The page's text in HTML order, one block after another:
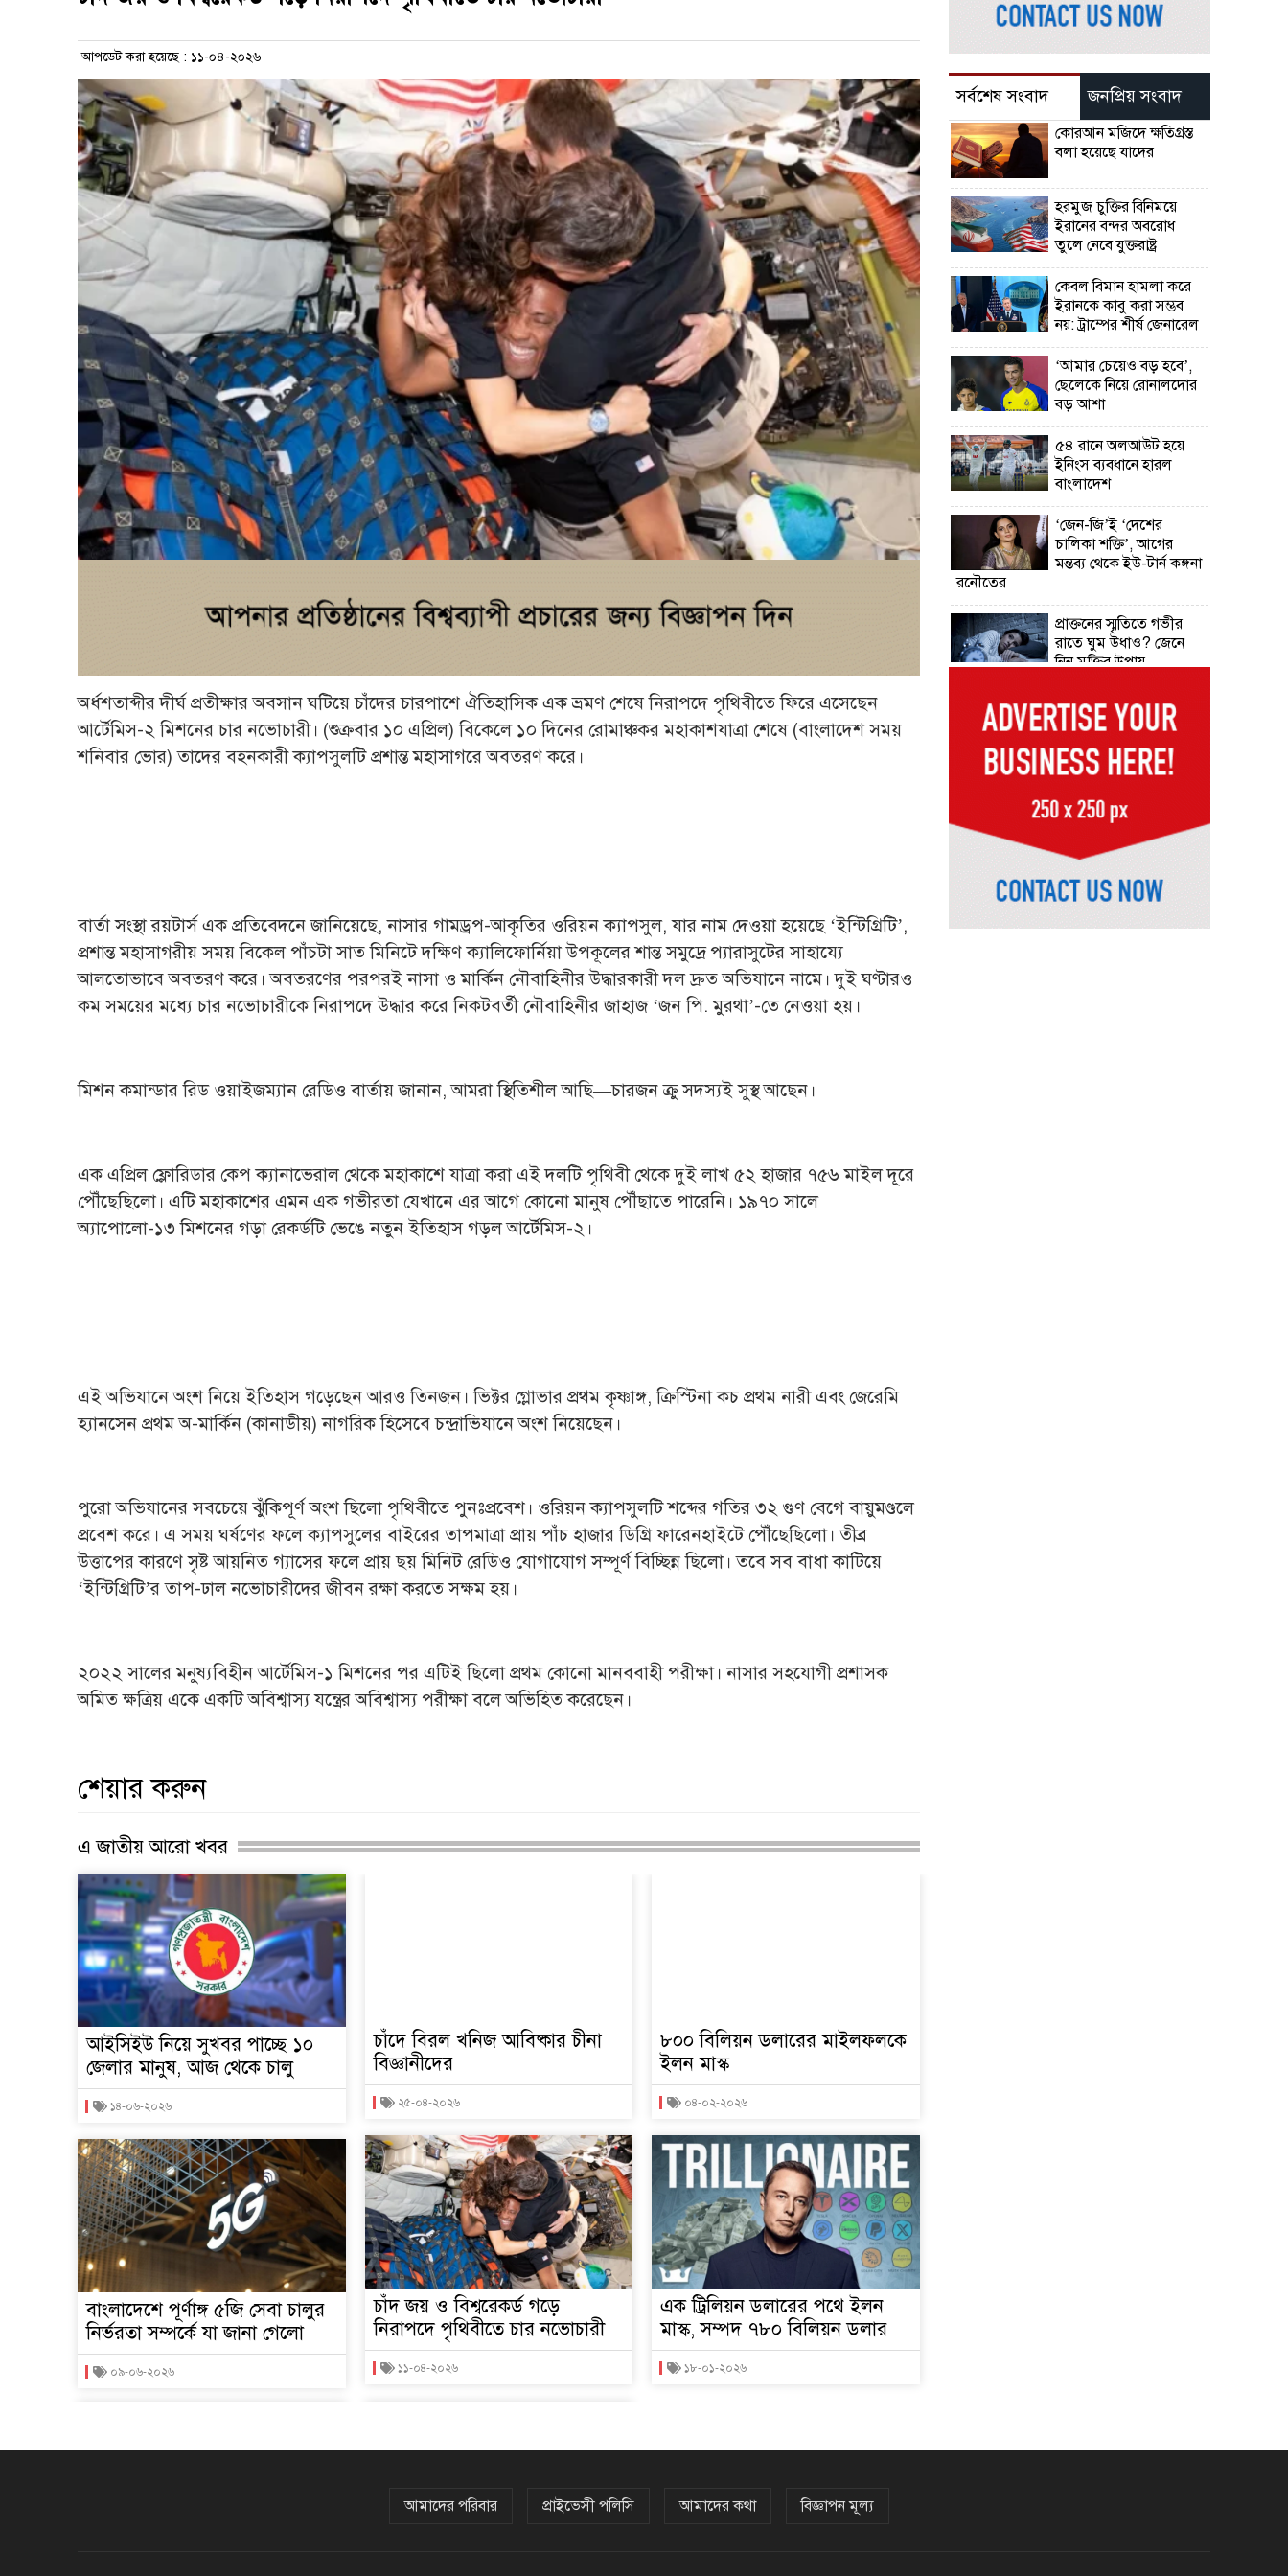
আপডেট করা হয়েছে : ১১-০৪-২০২৬
অর্ধশতাব্দীর দীর্ঘ প্রতীক্ষার অবসান ঘটিয়ে চাঁদের চারপাশে ঐতিহাসিক এক ভ্রমণ শেষে নিরাপদে পৃথিবীতে ফিরে এসেছেন
আর্টেমিস-২ মিশনের চার নভোচারী। (শুক্রবার ১০ এপ্রিল) বিকেলে ১০ দিনের রোমাঞ্চকর মহাকাশযাত্রা শেষে (বাংলাদেশ সময়
শনিবার ভোর) তাদের বহনকারী ক্যাপসুলটি প্রশান্ত মহাসাগরে অবতরণ করে।
বার্তা সংস্থা রয়টার্স এক প্রতিবেদনে জানিয়েছে, নাসার গামড্রপ-আকৃতির ওরিয়ন ক্যাপসুল, যার নাম দেওয়া হয়েছে ‘ইন্টিগ্রিটি’,
প্রশান্ত মহাসাগরীয় সময় বিকেল পাঁচটা সাত মিনিটে দক্ষিণ ক্যালিফোর্নিয়া উপকূলের শান্ত সমুদ্রে প্যারাসুটের সাহায্যে
আলতোভাবে অবতরণ করে। অবতরণের পরপরই নাসা ও মার্কিন নৌবাহিনীর উদ্ধারকারী দল দ্রুত অভিযানে নামে। দুই ঘণ্টারও
কম সময়ের মধ্যে চার নভোচারীকে নিরাপদে উদ্ধার করে নিকটবর্তী নৌবাহিনীর জাহাজ ‘জন পি. মুরথা’-তে নেওয়া হয়।
মিশন কমান্ডার রিড ওয়াইজম্যান রেডিও বার্তায় জানান, আমরা স্থিতিশীল আছি—চারজন ক্রু সদস্যই সুস্থ আছেন।
এক এপ্রিল ফ্লোরিডার কেপ ক্যানাভেরাল থেকে মহাকাশে যাত্রা করা এই দলটি পৃথিবী থেকে দুই লাখ ৫২ হাজার ৭৫৬ মাইল দূরে
পৌঁছেছিলো। এটি মহাকাশের এমন এক গভীরতা যেখানে এর আগে কোনো মানুষ পৌঁছাতে পারেনি। ১৯৭০ সালে
অ্যাপোলো-১৩ মিশনের গড়া রেকর্ডটি ভেঙে নতুন ইতিহাস গড়ল আর্টেমিস-২।
এই অভিযানে অংশ নিয়ে ইতিহাস গড়েছেন আরও তিনজন। ভিক্টর গ্লোভার প্রথম কৃষ্ণাঙ্গ, ক্রিস্টিনা কচ প্রথম নারী এবং জেরেমি
হ্যানসেন প্রথম অ-মার্কিন (কানাডীয়) নাগরিক হিসেবে চন্দ্রাভিযানে অংশ নিয়েছেন।
পুরো অভিযানের সবচেয়ে ঝুঁকিপূর্ণ অংশ ছিলো পৃথিবীতে পুনঃপ্রবেশ। ওরিয়ন ক্যাপসুলটি শব্দের গতির ৩২ গুণ বেগে বায়ুমণ্ডলে
প্রবেশ করে। এ সময় ঘর্ষণের ফলে ক্যাপসুলের বাইরের তাপমাত্রা প্রায় পাঁচ হাজার ডিগ্রি ফারেনহাইটে পৌঁছেছিলো। তীব্র
উত্তাপের কারণে সৃষ্ট আয়নিত গ্যাসের ফলে প্রায় ছয় মিনিট রেডিও যোগাযোগ সম্পূর্ণ বিচ্ছিন্ন ছিলো। তবে সব বাধা কাটিয়ে
‘ইন্টিগ্রিটি’র তাপ-ঢাল নভোচারীদের জীবন রক্ষা করতে সক্ষম হয়।
২০২২ সালের মনুষ্যবিহীন আর্টেমিস-১ মিশনের পর এটিই ছিলো প্রথম কোনো মানববাহী পরীক্ষা। নাসার সহযোগী প্রশাসক
অমিত ক্ষত্রিয় একে একটি অবিশ্বাস্য যন্ত্রের অবিশ্বাস্য পরীক্ষা বলে অভিহিত করেছেন।
শেয়ার করুন
এ জাতীয় আরো খবর
আইসিইউ নিয়ে সুখবর পাচ্ছে ১০
জেলার মানুষ, আজ থেকে চালু
১৪-০৬-২০২৬
বাংলাদেশে পূর্ণাঙ্গ ৫জি সেবা চালুর
নির্ভরতা সম্পর্কে যা জানা গেলো
০৯-০৬-২০২৬
চাঁদে বিরল খনিজ আবিষ্কার চীনা
বিজ্ঞানীদের
২৫-০৪-২০২৬
চাঁদ জয় ও বিশ্বরেকর্ড গড়ে
নিরাপদে পৃথিবীতে চার নভোচারী
১১-০৪-২০২৬
৮০০ বিলিয়ন ডলারের মাইলফলকে
ইলন মাস্ক
০৪-০২-২০২৬
এক ট্রিলিয়ন ডলারের পথে ইলন
মাস্ক, সম্পদ ৭৮০ বিলিয়ন ডলার
১৮-০১-২০২৬
সর্বশেষ সংবাদ জনপ্রিয় সংবাদ
কোরআন মজিদে ক্ষতিগ্রস্ত
বলা হয়েছে যাদের
হরমুজ চুক্তির বিনিময়ে
ইরানের বন্দর অবরোধ
তুলে নেবে যুক্তরাষ্ট্র
কেবল বিমান হামলা করে
ইরানকে কাবু করা সম্ভব
নয়: ট্রাম্পের শীর্ষ জেনারেল
‘আমার চেয়েও বড় হবে’,
ছেলেকে নিয়ে রোনালদোর
বড় আশা
৫৪ রানে অলআউট হয়ে
ইনিংস ব্যবধানে হারল
বাংলাদেশ
‘জেন-জি’ই ‘দেশের
চালিকা শক্তি’, আগের
মন্তব্য থেকে ইউ-টার্ন কঙ্গনা
রনৌতের
প্রাক্তনের স্মৃতিতে গভীর
রাতে ঘুম উধাও? জেনে
নিন মুক্তির উপায়
দেশের আট জেলায়
বজ্রবৃষ্টির আশঙ্কা, ছয়
অর্ধশতাধিক বাংলাদেশিসহ
গ্রিসের উপকূলে ২০২
অভিবাসী উদ্ধার
সৌদি আরব, পাকিস্তান ও
তুরস্কের মধ্যে যৌথ
প্রতিরক্ষা চুক্তি স্বাক্ষর
আমাদের পরিবার প্রাইভেসী পলিসি আমাদের কথা বিজ্ঞাপন মূল্য